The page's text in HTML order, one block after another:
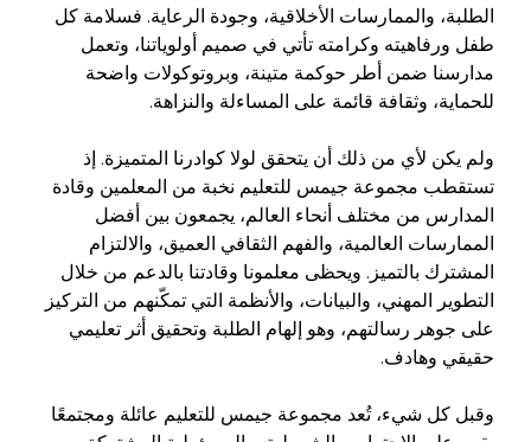
الطلبة، والممارسات الأخلاقية، وجودة الرعاية. فسلامة كل
طفل ورفاهيته وكرامته تأتي في صميم أولوياتنا، وتعمل
مدارسنا ضمن أطر حوكمة متينة، وبروتوكولات واضحة
للحماية، وثقافة قائمة على المساءلة والنزاهة.
ولم يكن لأي من ذلك أن يتحقق لولا كوادرنا المتميزة. إذ
تستقطب مجموعة جيمس للتعليم نخبة من المعلمين وقادة
المدارس من مختلف أنحاء العالم، يجمعون بين أفضل
الممارسات العالمية، والفهم الثقافي العميق، والالتزام
المشترك بالتميز. ويحظى معلمونا وقادتنا بالدعم من خلال
التطوير المهني، والبيانات، والأنظمة التي تمكّنهم من التركيز
على جوهر رسالتهم، وهو إلهام الطلبة وتحقيق أثر تعليمي
حقيقي وهادف.
وقبل كل شيء، تُعد مجموعة جيمس للتعليم عائلة ومجتمعًا